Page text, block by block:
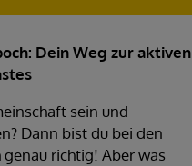
Dein Weg zur aktiven
sein und
Dann bist du bei den
richtig! Aber was